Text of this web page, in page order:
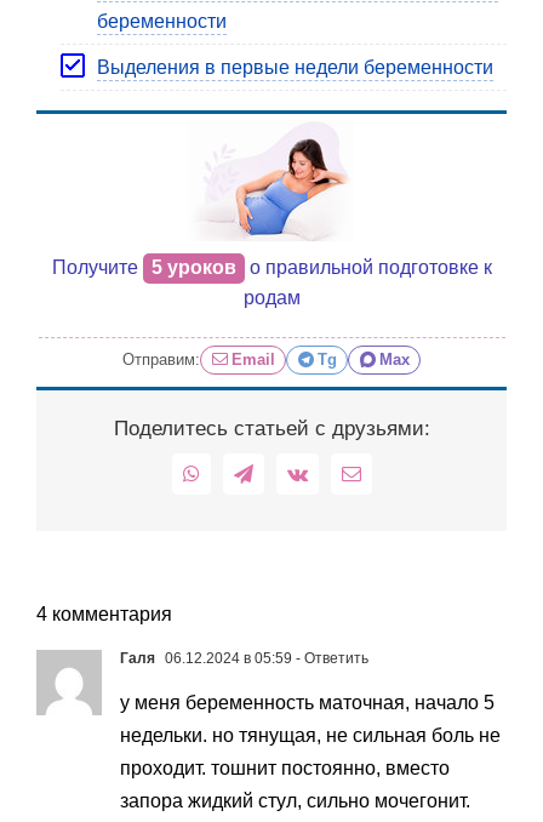
беременности
Выделения в первые недели беременности
Получите 5 уроков
о правильной подготовке к
родам
Отправим: Email Tg Max
Поделитесь статьей с друзьями:
WhatsAppTelegram
Vk Email
4 комментария
Галя 06.12.2024 в 05:59 - Ответить
у меня беременность маточная, начало 5
недельки. но тянущая, не сильная боль не
проходит. тошнит постоянно, вместо
запора жидкий стул, сильно мочегонит.